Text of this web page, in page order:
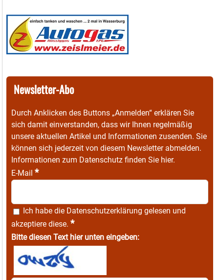
Newsletter-Abo
Durch Anklicken des Buttons „Anmelden“ erklären Sie
sich damit einverstanden, dass wir Ihnen regelmäßig
unsere aktuellen Artikel und Informationen zusenden. Sie
können sich jederzeit von diesem Newsletter abmelden.
Informationen zum Datenschutz finden Sie hier.
E-Mail *
Ich habe die Datenschutzerklärung gelesen und
akzeptiere diese. *
Bitte diesen Text hier unten eingeben: